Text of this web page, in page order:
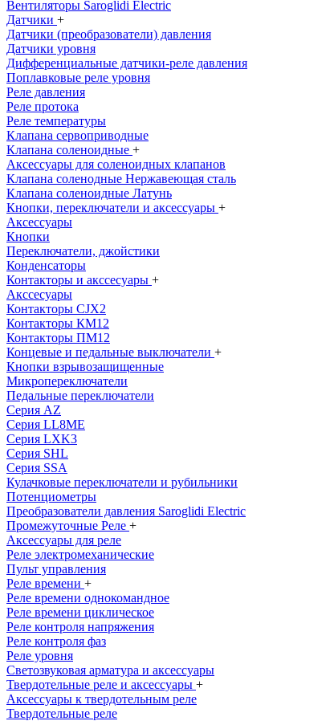
Вентиляторы Saroglidi Electric
Датчики +
Датчики (преобразователи) давления
Датчики уровня
Дифференциальные датчики-реле давления
Поплавковые реле уровня
Реле давления
Реле протока
Реле температуры
Клапана сервоприводные
Клапана соленоидные +
Аксессуары для соленоидных клапанов
Клапана соленодные Нержавеющая сталь
Клапана соленоидные Латунь
Кнопки, переключатели и аксессуары +
Аксессуары
Кнопки
Переключатели, джойстики
Конденсаторы
Контакторы и акссесуары +
Акссесуары
Контакторы CJX2
Контакторы КМ12
Контакторы ПМ12
Концевые и педальные выключатели +
Кнопки взрывозащищенные
Микропереключатели
Педальные переключатели
Серия AZ
Серия LL8ME
Серия LXK3
Серия SHL
Серия SSA
Кулачковые переключатели и рубильники
Потенциометры
Преобразователи давления Saroglidi Electric
Промежуточные Реле +
Аксессуары для реле
Реле электромеханические
Пульт управления
Реле времени +
Реле времени однокомандное
Реле времени циклическое
Реле контроля напряжения
Реле контроля фаз
Реле уровня
Светозвуковая арматура и аксессуары
Твердотельные реле и аксессуары +
Аксессуары к твердотельным реле
Твердотельные реле